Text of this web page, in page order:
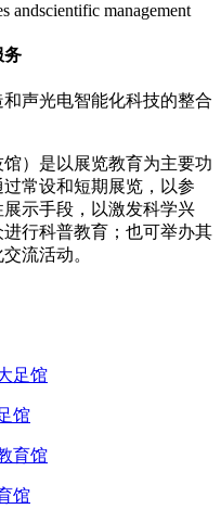
andscientific management
务
声光电智能化科技的整合
）是以展览教育为主要功
常设和短期展览，以参
示手段，以激发科学兴
行科普教育；也可举办其
流活动。
馆
馆